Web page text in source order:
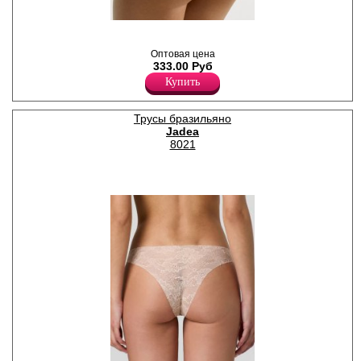
добавлением эластана,
повышающий прочность и
качество одежды, создавая
идеальное облегание
фигуры. Имеют среднюю
посадку, мягкую и
эластичную резинку по
талии. Задняя деталь
выполнена из кружевного
Хлопок 95%
Эластан 5%
Оптовая цена
333.00 Руб
Купить
Трусы бразильяно
Jadea
8021